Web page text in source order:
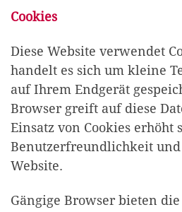
Cookies
Diese Website verwendet
handelt es sich um kleine
auf Ihrem Endgerät
Browser greift auf diese
Einsatz von Cookies erhöht
Benutzerfreundlichkeit
Website.
Gängige Browser bieten